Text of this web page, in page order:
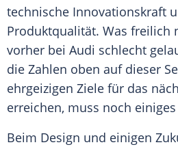
technische Innovationskraft
Produktqualität. Was freilich
vorher bei Audi schlecht
die Zahlen oben auf dieser
ehrgeizigen Ziele für das
erreichen, muss noch
Beim Design und einigen